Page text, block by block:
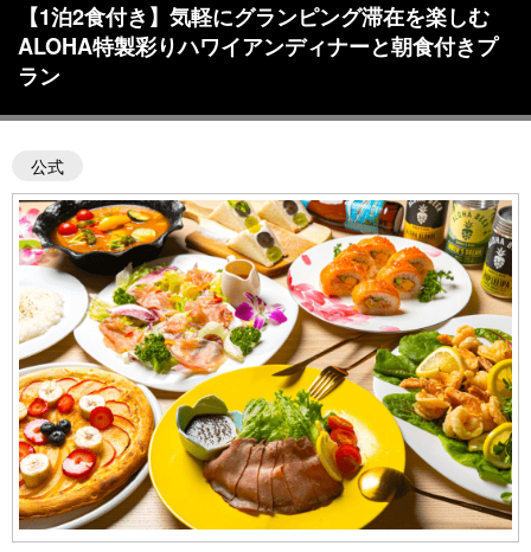
【1泊2食付き】気軽にグランピング滞在を楽しむ
ALOHA特製彩りハワイアンディナーと朝食付きプ
ラン
公式